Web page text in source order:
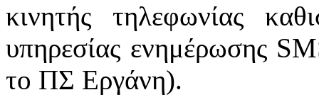
κινητής τηλεφωνίας
υπηρεσίας ενημέρωσης
το ΠΣ Εργάνη).